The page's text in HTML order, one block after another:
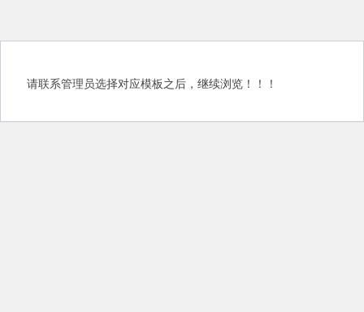
请联系管理员选择对应模板之后，继续浏览！！！